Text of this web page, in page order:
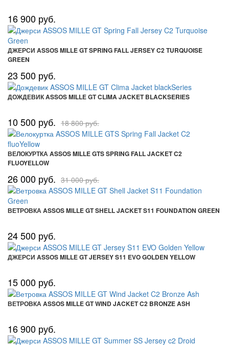
16 900 руб.
ДЖЕРСИ ASSOS MILLE GT SPRING FALL JERSEY C2 TURQUOISE
GREEN
23 500 руб.
ДОЖДЕВИК ASSOS MILLE GT CLIMA JACKET BLACKSERIES
10 500 руб. 18 800 руб.
ВЕЛОКУРТКА ASSOS MILLE GTS SPRING FALL JACKET C2
FLUOYELLOW
26 000 руб. 31 000 руб.
ВЕТРОВКА ASSOS MILLE GT SHELL JACKET S11 FOUNDATION GREEN
24 500 руб.
ДЖЕРСИ ASSOS MILLE GT JERSEY S11 EVO GOLDEN YELLOW
15 000 руб.
ВЕТРОВКА ASSOS MILLE GT WIND JACKET C2 BRONZE ASH
16 900 руб.